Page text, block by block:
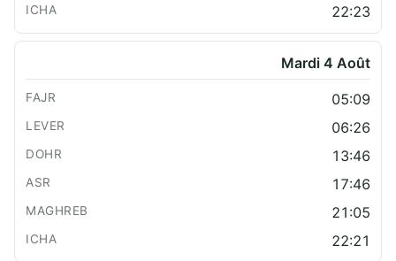
22:23
Mardi 4 Août
05:09
06:26
13:46
17:46
21:05
22:21